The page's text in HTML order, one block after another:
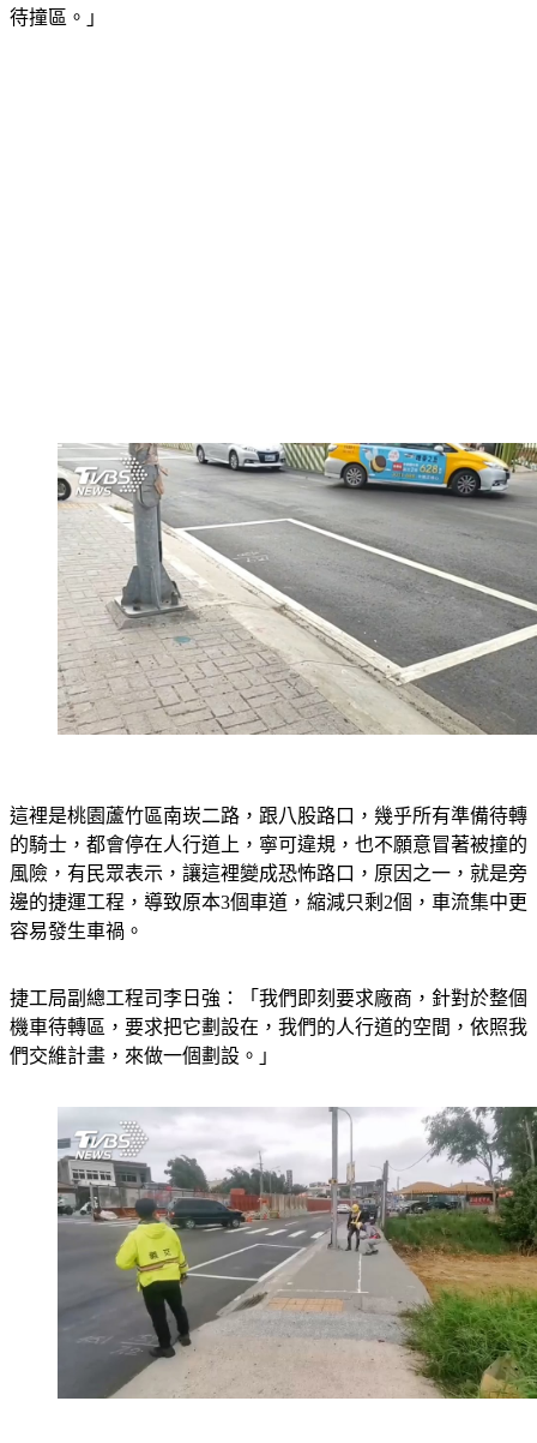
待撞區。」
這裡是桃園蘆竹區南崁二路，跟八股路口，幾乎所有準備待轉
的騎士，都會停在人行道上，寧可違規，也不願意冒著被撞的
風險，有民眾表示，讓這裡變成恐怖路口，原因之一，就是旁
邊的捷運工程，導致原本3個車道，縮減只剩2個，車流集中更
容易發生車禍。
捷工局副總工程司李日強：「我們即刻要求廠商，針對於整個
機車待轉區，要求把它劃設在，我們的人行道的空間，依照我
們交維計畫，來做一個劃設。」